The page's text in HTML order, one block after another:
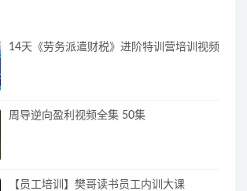
14天《劳务派遣财税》进阶特训营培训视频
周导逆向盈利视频全集 50集
【员工培训】樊哥读书员工内训大课